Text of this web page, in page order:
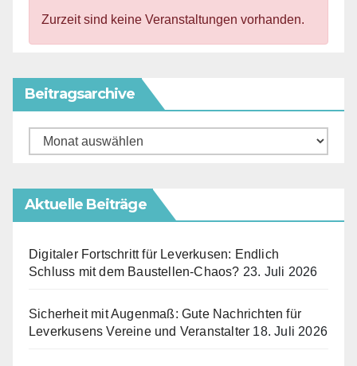
Zurzeit sind keine Veranstaltungen vorhanden.
Beitragsarchive
Beitragsarchive
Aktuelle Beiträge
Digitaler Fortschritt für Leverkusen: Endlich
Schluss mit dem Baustellen-Chaos? 23. Juli 2026
Sicherheit mit Augenmaß: Gute Nachrichten für
Leverkusens Vereine und Veranstalter 18. Juli 2026